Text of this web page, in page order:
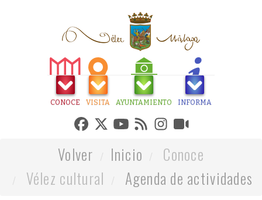
CONOCE VISITA AYUNTAMIENTO INFORMA
Volver Inicio
Conoce
Vélez cultural
Agenda de actividades